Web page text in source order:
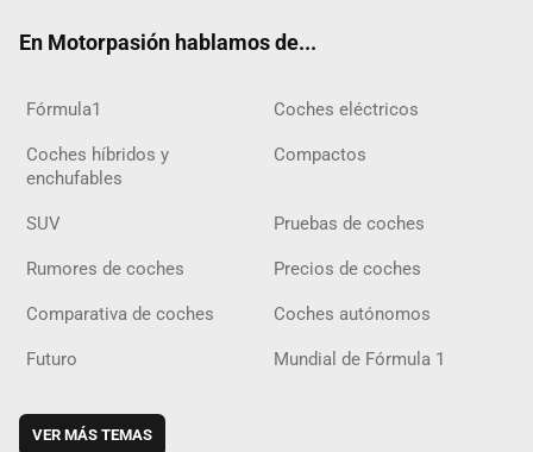
En Motorpasión hablamos de...
Fórmula1 Coches eléctricos
Coches híbridos y
enchufables
Compactos
SUV Pruebas de coches
Rumores de coches Precios de coches
Comparativa de coches Coches autónomos
Futuro Mundial de Fórmula 1
VER MÁS TEMAS